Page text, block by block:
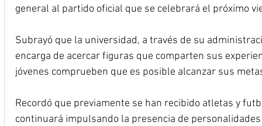
general al partido oficial que se celebrará el próximo
Subrayó que la universidad, a través de su
encarga de acercar figuras que comparten sus
jóvenes comprueben que es posible alcanzar sus
Recordó que previamente se han recibido atletas y
continuará impulsando la presencia de